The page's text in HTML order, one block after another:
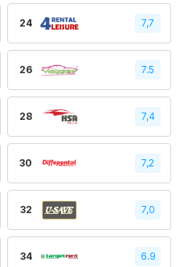
24 7,7
26 7.5
28 7,4
30 7,2
32 7,0
34 6.9